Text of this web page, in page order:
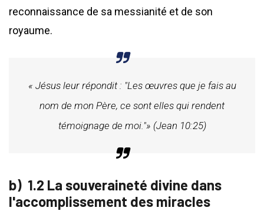
reconnaissance de sa messianité et de son
royaume.
« Jésus leur répondit : "Les œuvres que je fais au
nom de mon Père, ce sont elles qui rendent
témoignage de moi."» (Jean 10:25)
1.2 La souveraineté divine dans
l'accomplissement des miracles